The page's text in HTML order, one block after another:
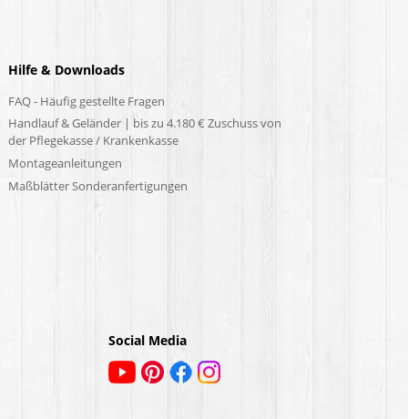
Hilfe & Downloads
FAQ - Häufig gestellte Fragen
Handlauf & Geländer | bis zu 4.180 € Zuschuss von
der Pflegekasse / Krankenkasse
Montageanleitungen
Maßblätter Sonderanfertigungen
Social Media